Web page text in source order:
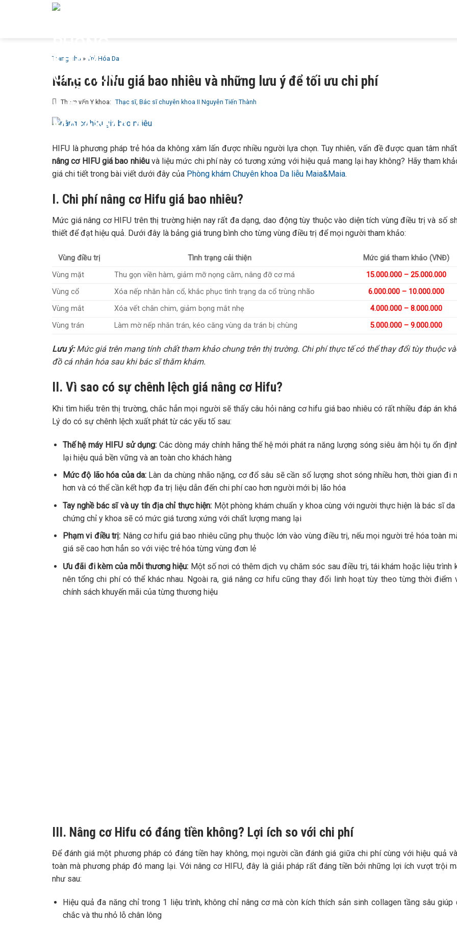
Trang chủ » Trẻ Hóa Da
Nâng cơ Hifu giá bao nhiêu và những lưu ý để tối ưu chi phí
Tham vấn Y khoa: Thạc sĩ, Bác sĩ chuyên khoa II Nguyễn Tiến Thành
HIFU là phương pháp trẻ hóa da không xâm lấn được nhiều người lựa chọn. Tuy nhiên, vấn đề được quan tâm
nâng cơ HIFU giá bao nhiêuvà liệu mức chi phí này có tương xứng với hiệu quả mang lại hay không? Hãy tham
giá chi tiết trong bài viết dưới đây của Phòng khám Chuyên khoa Da liễu Maia&Maia.
I. Chi phí nâng cơ Hifu giá bao nhiêu?
Mức giá nâng cơ HIFU trên thị trường hiện nay rất đa dạng, dao động tùy thuộc vào diện tích vùng điều trị và số
thiết để đạt hiệu quả. Dưới đây là bảng giá trung bình cho từng vùng điều trị để mọi người tham khảo:
Vùng điều trị Tình trạng cải thiện
Mức giá tham khảo (VNĐ)
Vùng mặt
Thu gọn viền hàm, giảm mỡ nọng cằm, nâng đỡ cơ má
15.000.000 – 25.000.000
Vùng cổ
Xóa nếp nhăn hằn cổ, khắc phục tình trạng da cổ trùng nhão
6.000.000 – 10.000.000
Vùng mắt
Xóa vết chân chim, giảm bọng mắt nhẹ
4.000.000 – 8.000.000
Vùng trán
Làm mờ nếp nhăn trán, kéo căng vùng da trán bị chùng 5.000.000 – 9.000.000
Lưu ý:Mức giá trên mang tính chất tham khảo chung trên thị trường. Chi phí thực tế có thể thay đổi tùy thuộc
đồ cá nhân hóa sau khi bác sĩ thăm khám.
II. Vì sao có sự chênh lệch giá nâng cơ Hifu?
Khi tìm hiểu trên thị trường, chắc hẳn mọi người sẽ thấy câu hỏi nâng cơ hifu giá bao nhiêu có rất nhiều đáp án
Lý do có sự chênh lệch xuất phát từ các yếu tố sau:
Thế hệ máy HIFU sử dụng: Các dòng máy chính hãng thế hệ mới phát ra năng lượng sóng siêu âm hội tụ ổn
lại hiệu quả bền vững và an toàn cho khách hàng
Mức độ lão hóa của da: Làn da chùng nhão nặng, cơ đổ sâu sẽ cần số lượng shot sóng nhiều hơn, thời gian đi
hơn và có thể cần kết hợp đa trị liệu dẫn đến chi phí cao hơn người mới bị lão hóa
Tay nghề bác sĩ và uy tín địa chỉ thực hiện: Một phòng khám chuẩn y khoa cùng với người thực hiện là bác sĩ da
chứng chỉ y khoa sẽ có mức giá tương xứng với chất lượng mang lại
Phạm vi điều trị: Nâng cơ hifu giá bao nhiêu cũng phụ thuộc lớn vào vùng điều trị, nếu mọi người trẻ hóa toàn
giá sẽ cao hơn hẳn so với việc trẻ hóa từng vùng đơn lẻ
Ưu đãi đi kèm của mỗi thương hiệu: Một số nơi có thêm dịch vụ chăm sóc sau điều trị, tái khám hoặc liệu trình
nên tổng chi phí có thể khác nhau. Ngoài ra, giá nâng cơ hifu cũng thay đổi linh hoạt tùy theo từng thời điểm
chính sách khuyến mãi của từng thương hiệu
III. Nâng cơ Hifu có đáng tiền không? Lợi ích so với chi phí
Để đánh giá một phương pháp có đáng tiền hay không, mọi người cần đánh giá giữa chi phí cùng với hiệu quả
toàn mà phương pháp đó mang lại. Với nâng cơ HIFU, đây là giải pháp rất đáng tiền bởi những lợi ích vượt trội
như sau:
Hiệu quả đa năng chỉ trong 1 liệu trình, không chỉ nâng cơ mà còn kích thích sản sinh collagen tầng sâu giúp
chắc và thu nhỏ lỗ chân lông